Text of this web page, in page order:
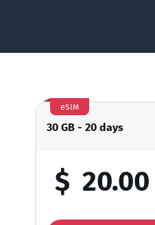
30 GB - 20 days
eSIM
$ 20.00